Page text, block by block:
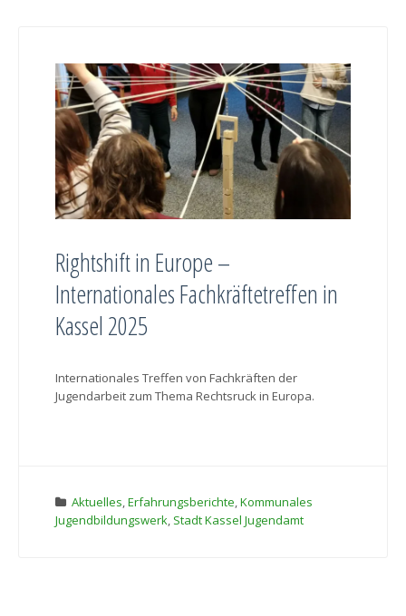
Rightshift in Europe –
Internationales Fachkräftetreffen in
Kassel 2025
Internationales Treffen von Fachkräften der
Jugendarbeit zum Thema Rechtsruck in Europa.
Aktuelles Erfahrungsberichte Kommunales
Jugendbildungswerk Stadt Kassel Jugendamt